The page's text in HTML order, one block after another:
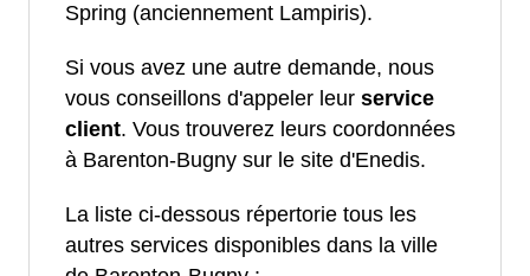
Spring (anciennement Lampiris).
Si vous avez une autre demande, nous
vous conseillons d'appeler leur service
client. Vous trouverez leurs coordonnées
à Barenton-Bugny sur le site d'Enedis.
La liste ci-dessous répertorie tous les
autres services disponibles dans la ville